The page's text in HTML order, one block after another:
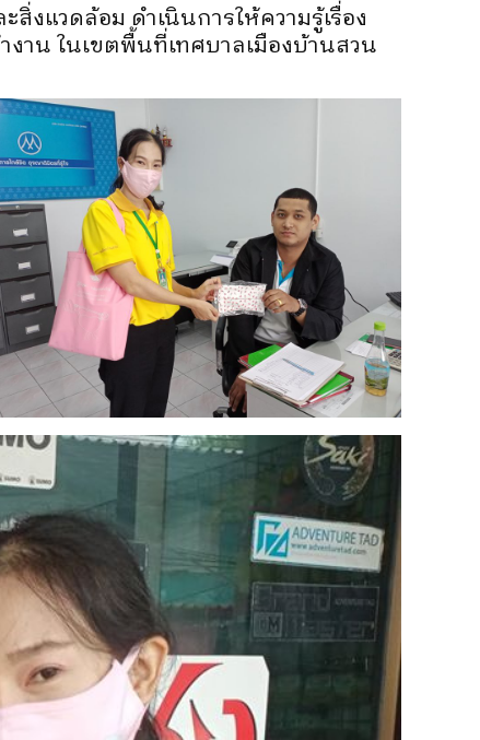
งแวดล้อม ดำเนินการให้ความรู้เรื่อง
งาน ในเขตพื้นที่เทศบาลเมืองบ้านสวน